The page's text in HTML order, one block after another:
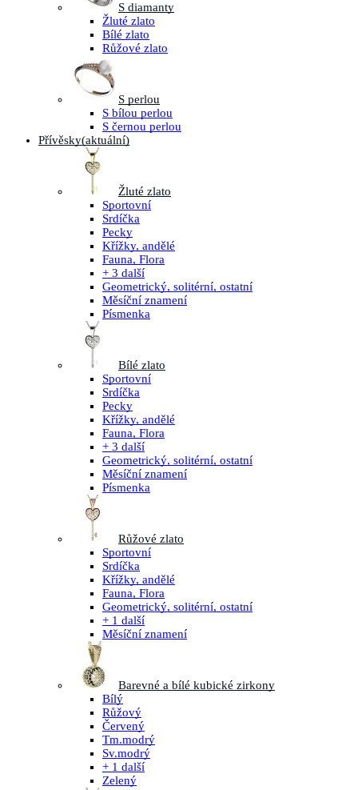
S diamanty
Žluté zlato
Bílé zlato
Růžové zlato
S perlou
S bílou perlou
S černou perlou
Přívěsky(aktuální)
Žluté zlato
Sportovní
Srdíčka
Pecky
Křížky, andělé
Fauna, Flora
+ 3 další
Geometrický, solitérní, ostatní
Měsíční znamení
Písmenka
Bílé zlato
Sportovní
Srdíčka
Pecky
Křížky, andělé
Fauna, Flora
+ 3 další
Geometrický, solitérní, ostatní
Měsíční znamení
Písmenka
Růžové zlato
Sportovní
Srdíčka
Křížky, andělé
Fauna, Flora
Geometrický, solitérní, ostatní
+ 1 další
Měsíční znamení
Barevné a bílé kubické zirkony
Bílý
Růžový
Červený
Tm.modrý
Sv.modrý
+ 1 další
Zelený